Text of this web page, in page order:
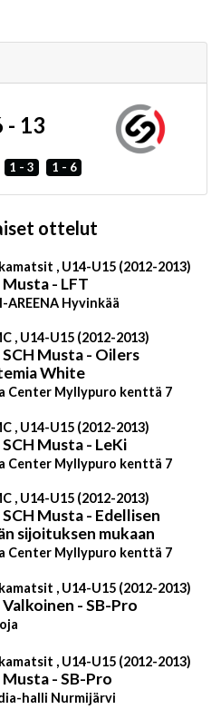
- 13
1 - 3 1 - 6
ottelut
, U14-U15 (2012-2013)
Musta - LFT
AREENA Hyvinkää
, U14-U15 (2012-2013)
SCH Musta - Oilers
White
Center Myllypuro kenttä 7
, U14-U15 (2012-2013)
SCH Musta - LeKi
Center Myllypuro kenttä 7
, U14-U15 (2012-2013)
SCH Musta - Edellisen
sijoituksen mukaan
Center Myllypuro kenttä 7
, U14-U15 (2012-2013)
Valkoinen - SB-Pro
, U14-U15 (2012-2013)
Musta - SB-Pro
halli Nurmijärvi